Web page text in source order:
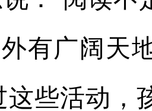
有广阔天
这些活动，